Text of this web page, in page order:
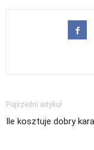
Poprzedni artykuł
Ile kosztuje dobry